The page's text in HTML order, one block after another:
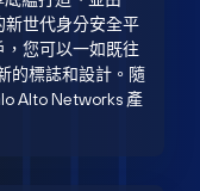
新世代身分安全平
，您可以一如既往
的標誌和設計。隨
Alto Networks 產